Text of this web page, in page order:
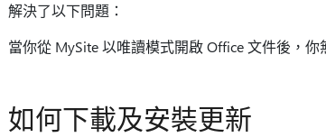
解決了以下問題：
當你從 MySite 以唯讀模式開啟 Office 文件後，
如何下載及安裝更新